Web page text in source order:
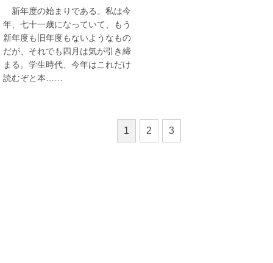
新年度の始まりである。私は今
年、七十一歳になっていて、もう
新年度も旧年度もないようなもの
だが、それでも四月は気が引き締
まる。学生時代、今年はこれだけ
読むぞと本……
1 2 3